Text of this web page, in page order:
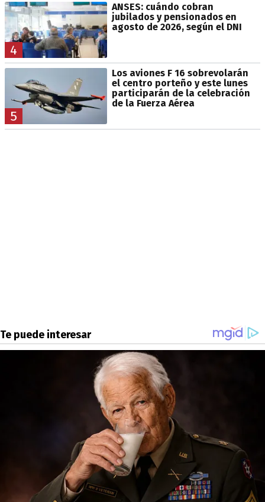
4
ANSES: cuándo cobran
jubilados y pensionados en
agosto de 2026, según el DNI
5
Los aviones F 16 sobrevolarán
el centro porteño y este lunes
participarán de la celebración
de la Fuerza Aérea